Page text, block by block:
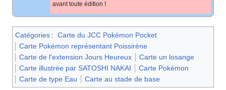
avant toute édition !
Catégories : Carte du JCC Pokémon Pocket
Carte Pokémon représentant Poissirène
Carte de l'extension Jours Heureux
Carte un losange
Carte illustrée par SATOSHI NAKAI
Carte Pokémon
Carte de type Eau
Carte au stade de base